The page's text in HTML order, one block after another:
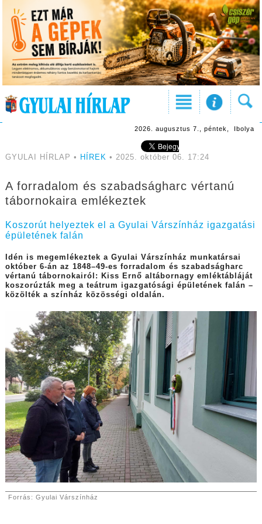
2026. augusztus 7., péntek, Ibolya
GYULAI HÍRLAP • HÍREK • 2025. október 06. 17:24
A forradalom és szabadságharc vértanú
tábornokaira emlékeztek
Koszorút helyeztek el a Gyulai Várszínház igazgatási
épületének falán
Idén is megemlékeztek a Gyulai Várszínház munkatársai
október 6-án az 1848–49-es forradalom és szabadságharc
vértanú tábornokairól: Kiss Ernő altábornagy emléktábláját
koszorúzták meg a teátrum igazgatósági épületének falán –
közölték a színház közösségi oldalán.
Forrás: Gyulai Várszínház